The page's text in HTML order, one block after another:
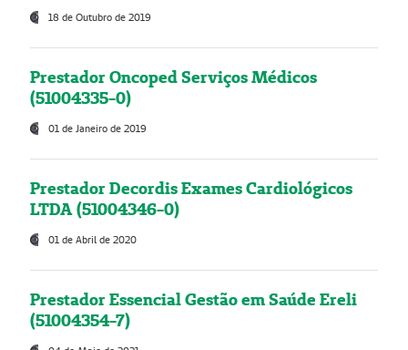
18 de Outubro de 2019
Prestador Oncoped Serviços Médicos
(51004335-0)
01 de Janeiro de 2019
Prestador Decordis Exames Cardiológicos
LTDA (51004346-0)
01 de Abril de 2020
Prestador Essencial Gestão em Saúde Ereli
(51004354-7)